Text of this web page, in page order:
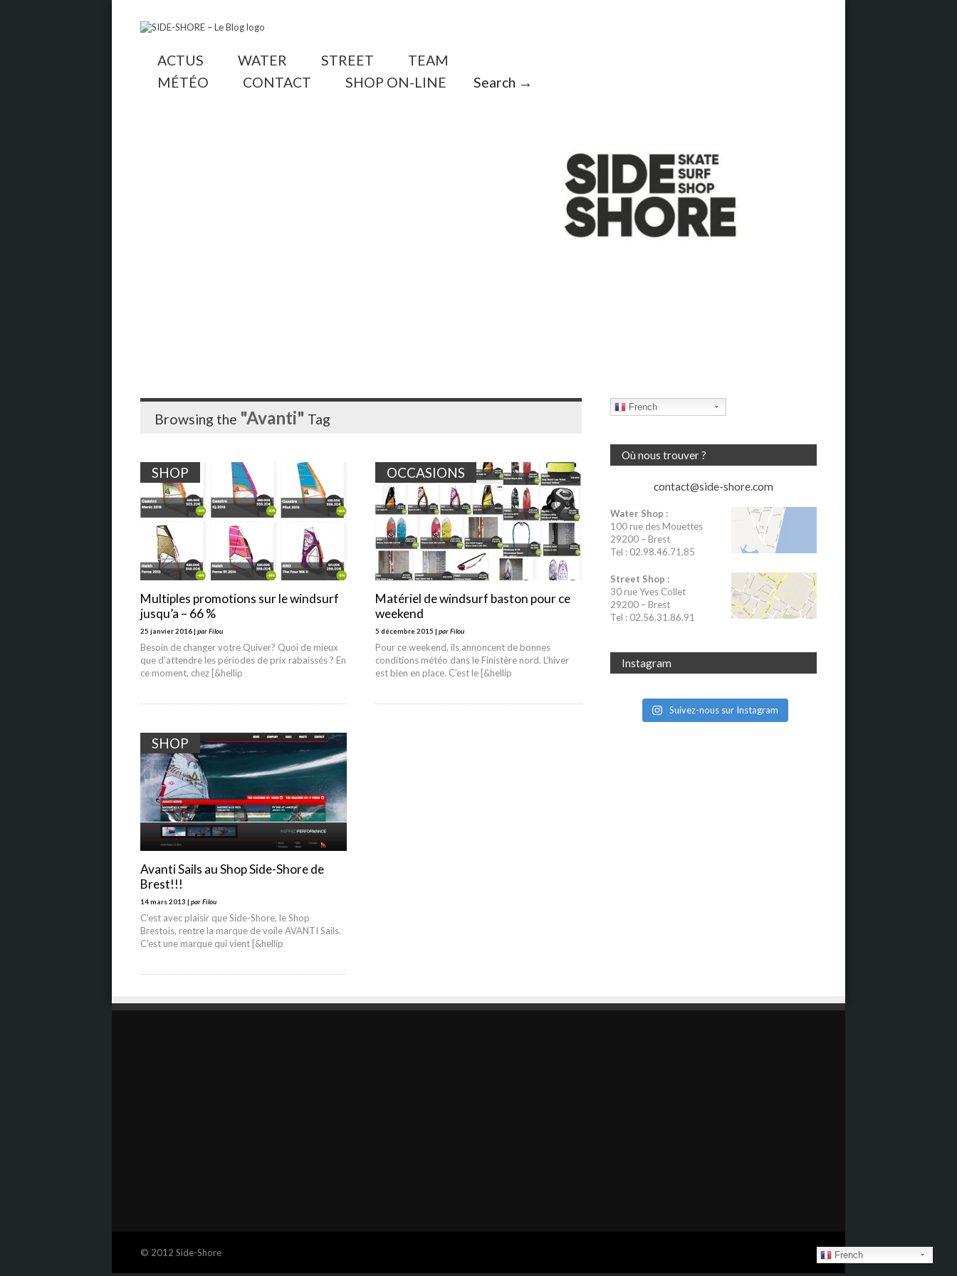
ACTUS WATER STREET
TEAM
MÉTÉO
CONTACT SHOP ON-LINE Search →
Browsing the "Avanti" Tag
SHOP
Multiples promotions sur le windsurf
jusqu’a – 66 %
25 janvier 2016 | par Filou
Besoin de changer votre Quiver? Quoi de mieux
que d’attendre les périodes de prix rabaissés ? En
ce moment, chez [&hellip
OCCASIONS
Matériel de windsurf baston pour ce
weekend
5 décembre 2015 | par Filou
Pour ce weekend, ils annoncent de bonnes
conditions météo dans le Finistère nord. L’hiver
est bien en place. C’est le [&hellip
SHOP
Avanti Sails au Shop Side-Shore de
Brest!!!
14 mars 2013 | par Filou
C’est avec plaisir que Side-Shore, le Shop
Brestois, rentre la marque de voile AVANTI Sails.
C’est une marque qui vient [&hellip
French
Où nous trouver ?
contact@side-shore.com
Water Shop :
100 rue des Mouettes
29200 – Brest
Tel : 02.98.46.71.85
Street Shop :
30 rue Yves Collet
29200 – Brest
Tel : 02.56.31.86.91
Instagram
Suivez-nous sur Instagram
© 2012 Side-Shore French